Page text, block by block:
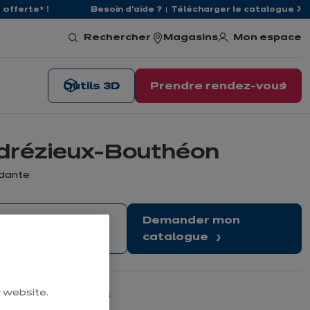
offerte* ! Besoin d'aide ? Télécharger le catalogue
Rechercher Magasins Mon espace
Prendre rendez-vous
Outils 3D
Bouthéon
Demander mon
catalogue
Nos horaires
website.